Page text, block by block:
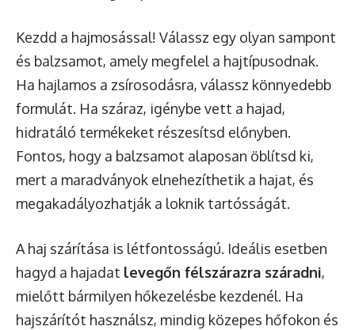
Kezdd a hajmosással! Válassz egy olyan sampont
és balzsamot, amely megfelel a hajtípusodnak.
Ha hajlamos a zsírosodásra, válassz könnyedebb
formulát. Ha száraz, igénybe vett a hajad,
hidratáló termékeket részesítsd előnyben.
Fontos, hogy a balzsamot alaposan öblítsd ki,
mert a maradványok elnehezíthetik a hajat, és
megakadályozhatják a loknik tartósságát.
A haj szárítása is létfontosságú. Ideális esetben
hagyd a hajadat levegőn félszárazra száradni,
mielőtt bármilyen hőkezelésbe kezdenél. Ha
hajszárítót használsz, mindig közepes hőfokon és